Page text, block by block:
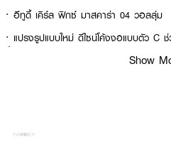
· อีทูดี้ เคิร์ล ฟิกซ์ มาสคาร่า 04 วอลลุ่ม
· แปรงรูปแบบใหม่ ดีไซน์โค้งงอแบบตัว C
ก้อน
Show